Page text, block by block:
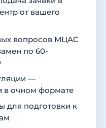
от вашего
вопросов МЦАС
по 60-
—
в очном формате
для подготовки к